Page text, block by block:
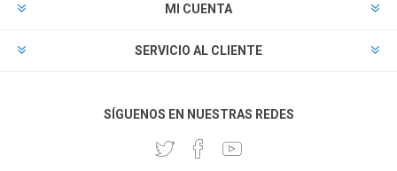
MI CUENTA
SERVICIO AL CLIENTE
SÍGUENOS EN NUESTRAS REDES